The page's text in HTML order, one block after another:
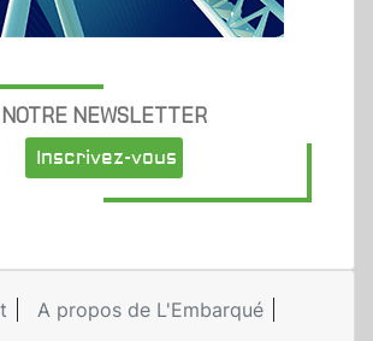
NEWSLETTER
Inscrivez-vous
A propos de L'Embarqué